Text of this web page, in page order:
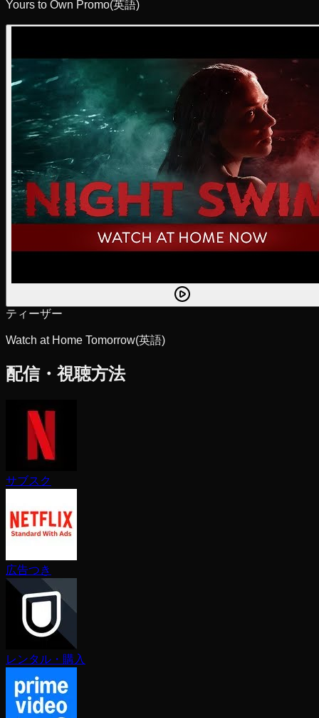
Yours to Own Promo(英語)
ティーザー
Watch at Home Tomorrow(英語)
配信・視聴方法
サブスク
広告つき
レンタル・購入